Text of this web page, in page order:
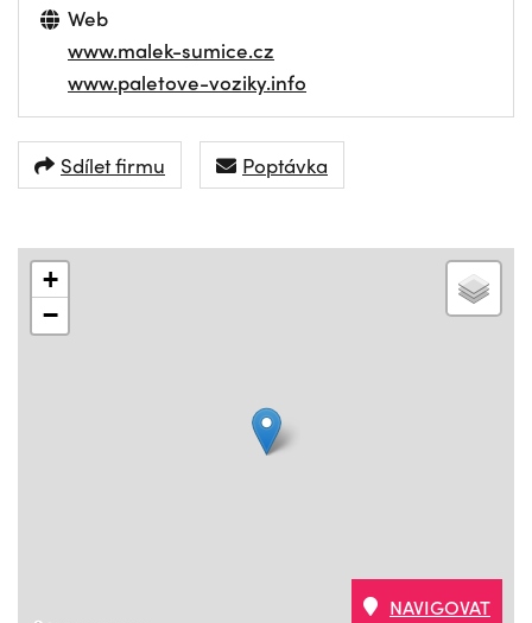
Web
www.malek-sumice.cz
www.paletove-voziky.info
Sdílet firmu Poptávka
+
−
NAVIGOVAT